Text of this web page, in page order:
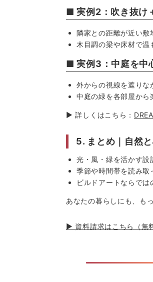
■ 実例2：吹き抜け
隣家との距離が近い敷
木目調の梁や床材で温
■ 実例3：中庭を中
外からの視線を遮りな
中庭の緑を各部屋から
▶ 詳しくはこちら：
5. まとめ｜自然
光・風・緑を活かす設
季節や時間帯を読み取
ビルドアートならでは
あなたの暮らしにも、も
▶ 資料請求はこちら（無